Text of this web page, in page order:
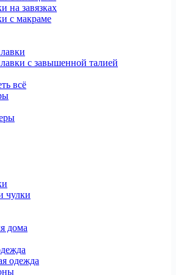
на завязках
с макраме
с завышенной талией
всё
чулки
дома
одежда